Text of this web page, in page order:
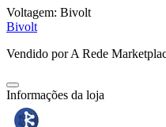
Voltagem: Bivolt
Bivolt
Vendido porA Rede
Informações da loja